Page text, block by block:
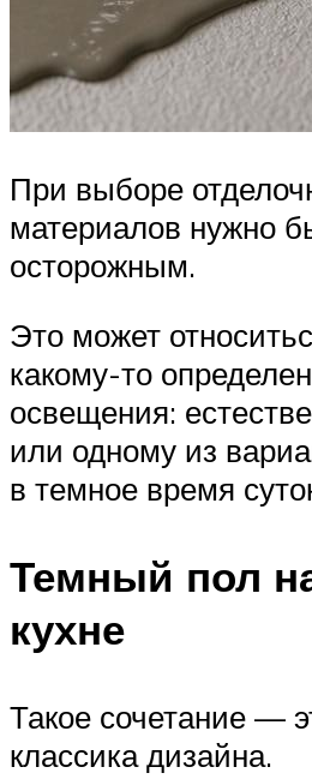
При выборе
материалов нужно
осторожным.
Это может
какому-то
освещения:
или одному из
в темное время
Темный пол
кухне
Такое сочетание —
классика дизайна.